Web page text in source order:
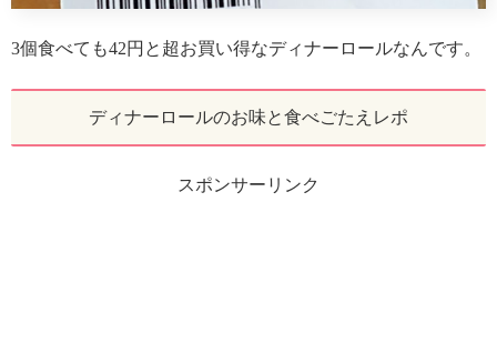
3個食べても42円と超お買い得なディナーロールなんです。
ディナーロールのお味と食べごたえレポ
スポンサーリンク